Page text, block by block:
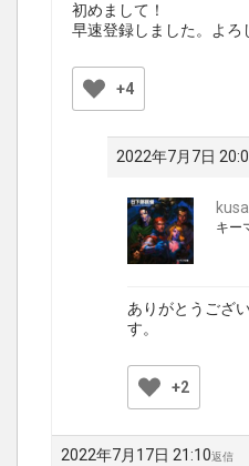
初めまして！
早速登録しました。よろ
+4
2022年7月7日
キー
ありがとうござ
す。
+2
2022年7月17日 21:10返信